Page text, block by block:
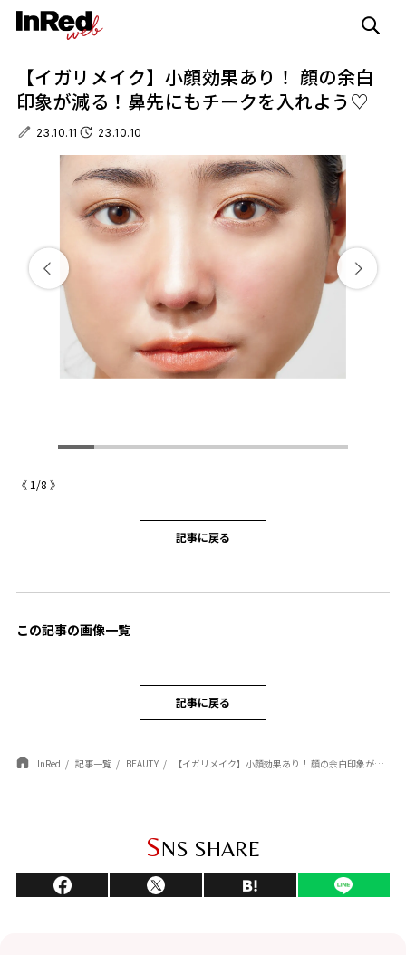
【イガリメイク】小顔効果あり！ 顔の余白
印象が減る！鼻先にもチークを入れよう♡
23.10.11 23.10.10
《 1 /8 》
記事に戻る
この記事の画像一覧
記事に戻る
InRed 記事一覧 BEAUTY 【イガリメイク】小顔効果あり！ 顔の余白印象が減る！鼻先にもチークを入れよう♡
SNS SHARE